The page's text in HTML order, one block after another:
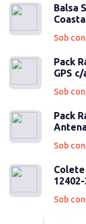
Balsa
Sob
Pack
GPS
Sob
Pack
Sob
Colete
12402-
Sob